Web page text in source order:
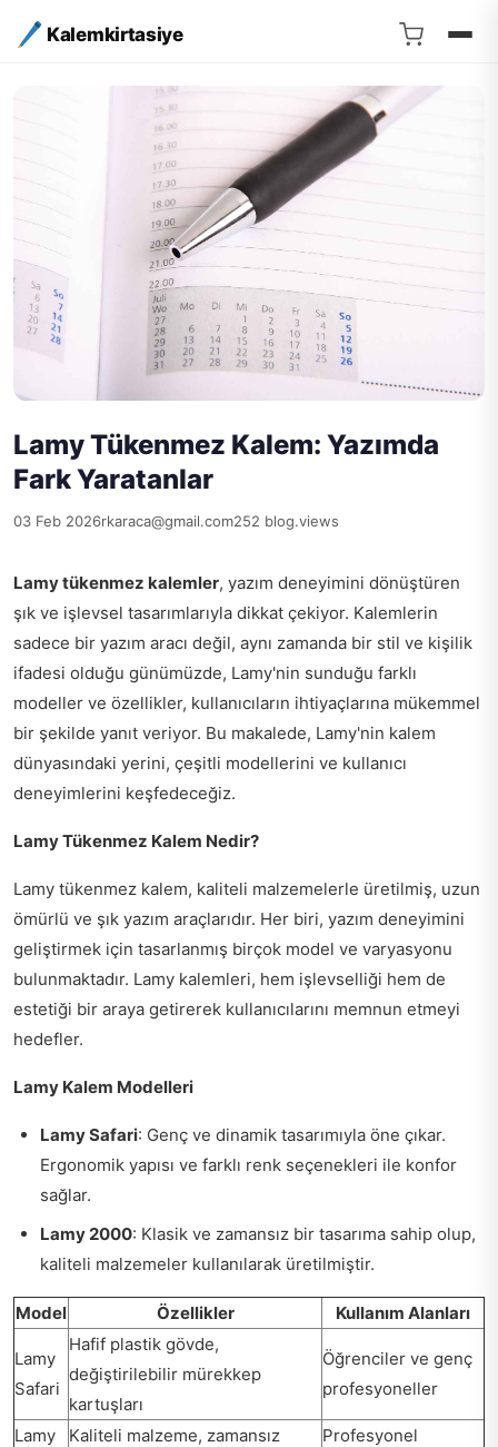
Kalemkirtasiye
Lamy Tükenmez Kalem: Yazımda
Fark Yaratanlar
03 Feb 2026rkaraca@gmail.com252 blog.views
Lamy tükenmez kalemler, yazım deneyimini dönüştüren
şık ve işlevsel tasarımlarıyla dikkat çekiyor. Kalemlerin
sadece bir yazım aracı değil, aynı zamanda bir stil ve kişilik
ifadesi olduğu günümüzde, Lamy'nin sunduğu farklı
modeller ve özellikler, kullanıcıların ihtiyaçlarına mükemmel
bir şekilde yanıt veriyor. Bu makalede, Lamy'nin kalem
dünyasındaki yerini, çeşitli modellerini ve kullanıcı
deneyimlerini keşfedeceğiz.
Lamy Tükenmez Kalem Nedir?
Lamy tükenmez kalem, kaliteli malzemelerle üretilmiş, uzun
ömürlü ve şık yazım araçlarıdır. Her biri, yazım deneyimini
geliştirmek için tasarlanmış birçok model ve varyasyonu
bulunmaktadır. Lamy kalemleri, hem işlevselliği hem de
estetiği bir araya getirerek kullanıcılarını memnun etmeyi
hedefler.
Lamy Kalem Modelleri
Lamy Safari: Genç ve dinamik tasarımıyla öne çıkar.
Ergonomik yapısı ve farklı renk seçenekleri ile konfor
sağlar.
Lamy 2000: Klasik ve zamansız bir tasarıma sahip olup,
kaliteli malzemeler kullanılarak üretilmiştir.
Model Özellikler Kullanım Alanları
Lamy
Safari
Hafif plastik gövde,
değiştirilebilir mürekkep
kartuşları
Öğrenciler ve genç
profesyoneller
Lamy
Kaliteli malzeme, zamansız
Profesyonel